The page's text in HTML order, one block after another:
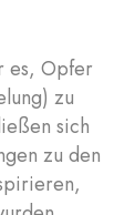
es, Opfer
zu
sich
zu den